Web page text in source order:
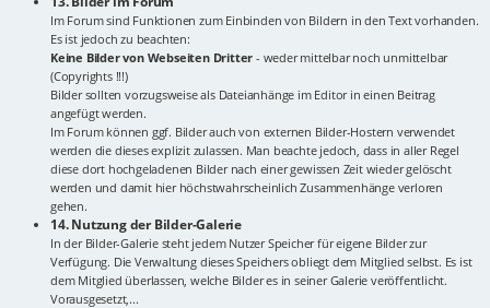
Im Forum sind Funktionen zum Einbinden von Bildern in den Text vorhanden.
Es ist jedoch zu beachten:
Keine Bilder von Webseiten Dritter - weder mittelbar noch unmittelbar
(Copyrights !!!)
Bilder sollten vorzugsweise als Dateianhänge im Editor in einen Beitrag
angefügt werden.
Im Forum können ggf. Bilder auch von externen Bilder-Hostern verwendet
werden die dieses explizit zulassen. Man beachte jedoch, dass in aller Regel
diese dort hochgeladenen Bilder nach einer gewissen Zeit wieder gelöscht
werden und damit hier höchstwahrscheinlich Zusammenhänge verloren
gehen.
14. Nutzung der Bilder-Galerie
In der Bilder-Galerie steht jedem Nutzer Speicher für eigene Bilder zur
Verfügung. Die Verwaltung dieses Speichers obliegt dem Mitglied selbst. Es ist
dem Mitglied überlassen, welche Bilder es in seiner Galerie veröffentlicht.
Vorausgesetzt,...